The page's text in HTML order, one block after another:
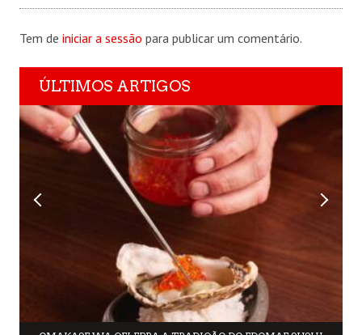
Tem de iniciar a sessão para publicar um comentário.
ÚLTIMOS ARTIGOS